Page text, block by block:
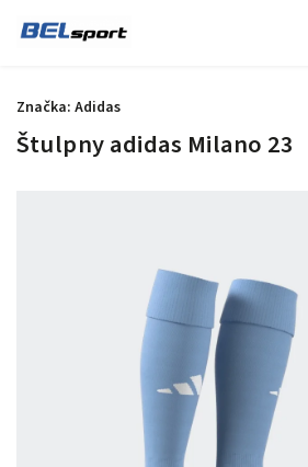
Štulpny adidas Milano 23
Značka: Adidas